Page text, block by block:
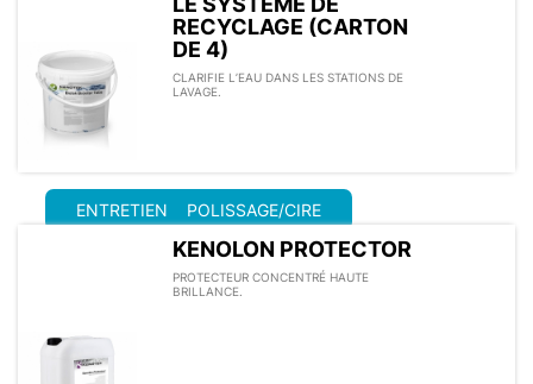
RECYCLAGE (CARTON
DE 4)
CLARIFIE L’EAU DANS LES STATIONS DE
LAVAGE.
ENTRETIEN POLISSAGE/CIRE
KENOLON PROTECTOR
PROTECTEUR CONCENTRÉ HAUTE
BRILLANCE.